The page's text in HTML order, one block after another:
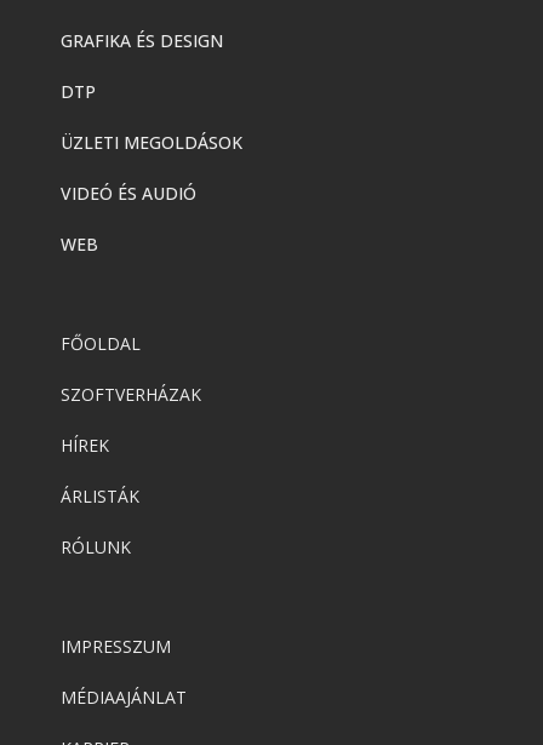
GRAFIKA ÉS DESIGN
DTP
ÜZLETI MEGOLDÁSOK
VIDEÓ ÉS AUDIÓ
WEB
FŐOLDAL
SZOFTVERHÁZAK
HÍREK
ÁRLISTÁK
RÓLUNK
IMPRESSZUM
MÉDIAAJÁNLAT